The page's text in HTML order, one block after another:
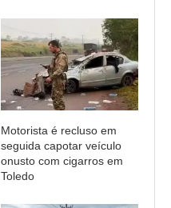
Motorista é recluso em
seguida capotar veículo
onusto com cigarros em
Toledo